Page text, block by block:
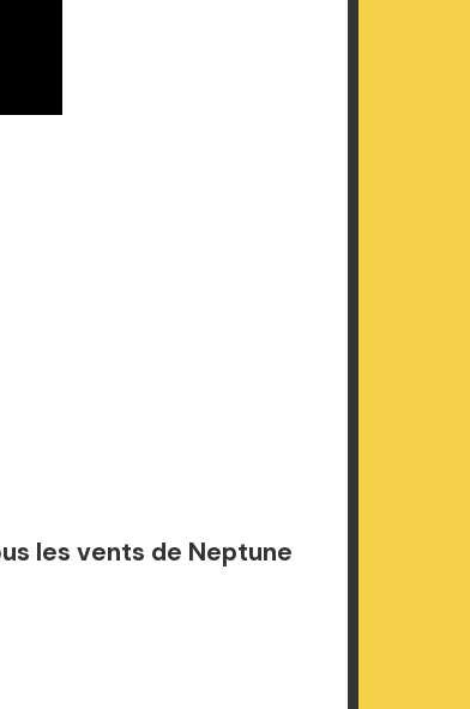
les vents de Neptune